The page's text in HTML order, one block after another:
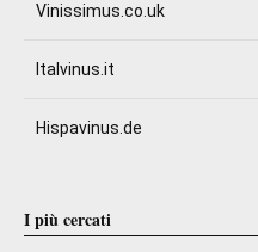
Vinissimus.co.uk
Italvinus.it
Hispavinus.de
I più cercati